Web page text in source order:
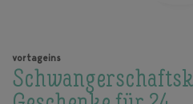
vortageins